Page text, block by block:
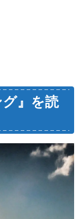
グ』を読